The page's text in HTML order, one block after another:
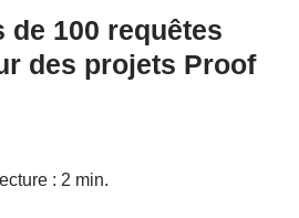
de 100 requêtes
des projets Proof
: 2 min.